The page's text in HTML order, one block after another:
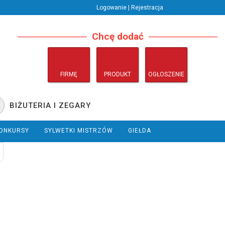
Logowanie | Rejestracja
Chcę dodać
FIRMĘ PRODUKT OGŁOSZENIE
BIŻUTERIA I ZEGARY
SYLWETKI MISTRZÓW GIEŁDA